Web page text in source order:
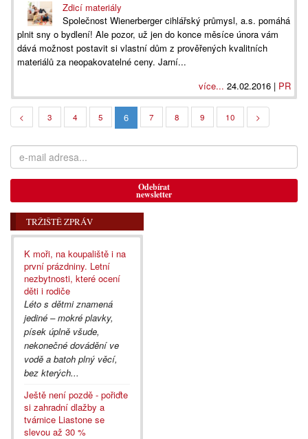
Zdicí materiály
Společnost Wienerberger cihlářský průmysl, a.s. pomáhá
plnit sny o bydlení! Ale pozor, už jen do konce měsíce února vám
dává možnost postavit si vlastní dům z prověřených kvalitních
materiálů za neopakovatelné ceny. Jarní...
více... 24.02.2016 | PR
< 3 4 5 6 7 8 9 10 >
Odebírat
newsletter
TRŽIŠTĚ ZPRÁV
K moři, na koupaliště i na
první prázdniny. Letní
nezbytnosti, které ocení
děti i rodiče
Léto s dětmi znamená
jediné – mokré plavky,
písek úplně všude,
nekonečné dovádění ve
vodě a batoh plný věcí,
bez kterých...
Ještě není pozdě - pořiďte
si zahradní dlažby a
tvárnice Liastone se
slevou až 30 %